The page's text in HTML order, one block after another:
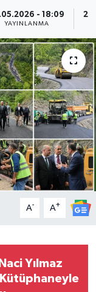
- 18:09
YAYINLANMA
A- A+
Yılmaz
Kütüphaneyle